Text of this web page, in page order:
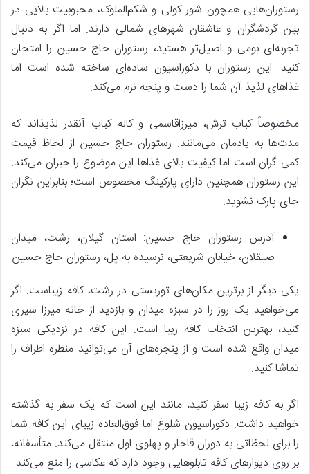
رستوران‌هایی همچون شور کولی و شکم‌الملوک، محبوبیت بالایی در
بین گردشگران و عاشقان شهرهای شمالی دارند. اما اگر به دنبال
تجربه‌ای بومی و اصیل‌تر هستید، رستوران حاج حسین را امتحان
کنید. این رستوران با دکوراسیون ساده‌ای ساخته شده است اما
غذاهای لذیذ آن شما را دست و پنجه نرم می‌کند.
مخصوصاً کباب ترش، میرزاقاسمی و کاله کباب آنقدر لذیذ‌اند که
مدت‌ها به یادمان می‌مانند. رستوران حاج حسین از لحاظ قیمت
کمی گران است اما کیفیت بالای غذاها این موضوع را جبران می‌کند.
این رستوران همچنین دارای پارکینگ مخصوص است؛ بنابراین نگران
جای پارک نشوید.
آدرس رستوران حاج حسین: استان گیلان، رشت، میدان
صیقلان، خیابان شریعتی، نرسیده به پل، رستوران حاج حسین
یکی دیگر از برترین مکان‌های توریستی در رشت، کافه زیباست. اگر
می‌خواهید یک روز را در سبزه میدان و بازدید از خانه میرزا سپری
کنید، بهترین انتخاب کافه زیبا است. این کافه در نزدیکی سبزه
میدان واقع شده است و از پنجره‌های آن می‌توانید منظره اطراف را
تماشا کنید.
اگر به کافه زیبا سفر کنید، مانند این است که یک سفر به گذشته
خواهید داشت. دکوراسیون شلوغ اما فوق‌العاده زیبای این کافه شما
را برای لحظاتی به دوران قاجار و پهلوی اول منتقل می‌کند. متأسفانه،
بر روی دیوارهای کافه تابلوهایی وجود دارد که عکاسی را منع می‌کند.